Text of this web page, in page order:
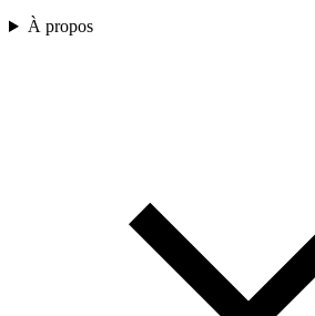
À propos